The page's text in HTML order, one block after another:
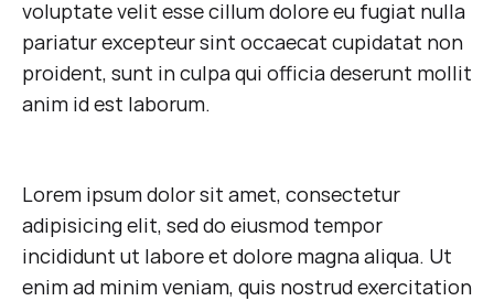
voluptate velit esse cillum dolore eu fugiat nulla
pariatur excepteur sint occaecat cupidatat non
proident, sunt in culpa qui officia deserunt mollit
anim id est laborum.
Lorem ipsum dolor sit amet, consectetur
adipisicing elit, sed do eiusmod tempor
incididunt ut labore et dolore magna aliqua. Ut
enim ad minim veniam, quis nostrud exercitation